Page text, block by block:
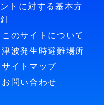
ントに対する基本方
針
このサイトについて
津波発生時避難場所
サイトマップ
お問い合わせ